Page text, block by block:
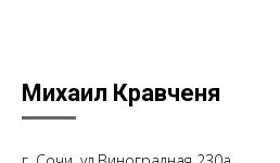
Михаил Кравченя